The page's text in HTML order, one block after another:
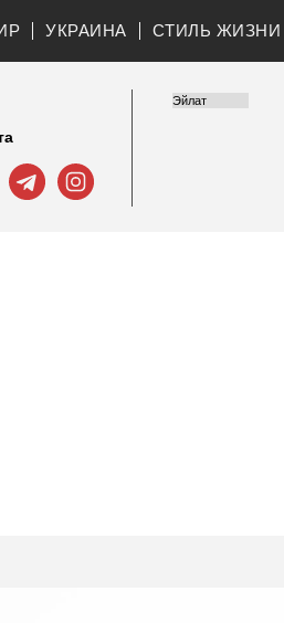
УКРАИНА СТИЛЬ ЖИЗНИ